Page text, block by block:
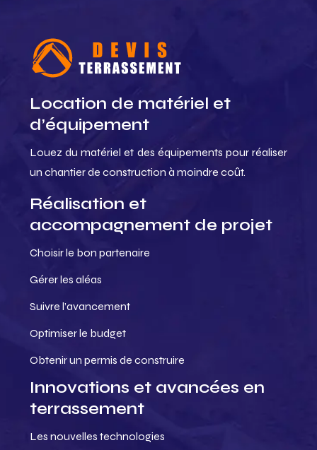
Location de matériel et
d’équipement
Louez du matériel et des équipements pour réaliser
un chantier de construction à moindre coût.
Réalisation et
accompagnement de projet
Choisir le bon partenaire
Gérer les aléas
Suivre l’avancement
Optimiser le budget
Obtenir un permis de construire
Innovations et avancées en
terrassement
Les nouvelles technologies